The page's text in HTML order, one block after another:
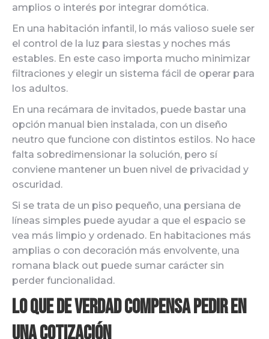
amplios o interés por integrar domótica.
En una habitación infantil, lo más valioso suele ser
el control de la luz para siestas y noches más
estables. En este caso importa mucho minimizar
filtraciones y elegir un sistema fácil de operar para
los adultos.
En una recámara de invitados, puede bastar una
opción manual bien instalada, con un diseño
neutro que funcione con distintos estilos. No hace
falta sobredimensionar la solución, pero sí
conviene mantener un buen nivel de privacidad y
oscuridad.
Si se trata de un piso pequeño, una persiana de
líneas simples puede ayudar a que el espacio se
vea más limpio y ordenado. En habitaciones más
amplias o con decoración más envolvente, una
romana black out puede sumar carácter sin
perder funcionalidad.
Lo que de verdad compensa pedir en
una cotización